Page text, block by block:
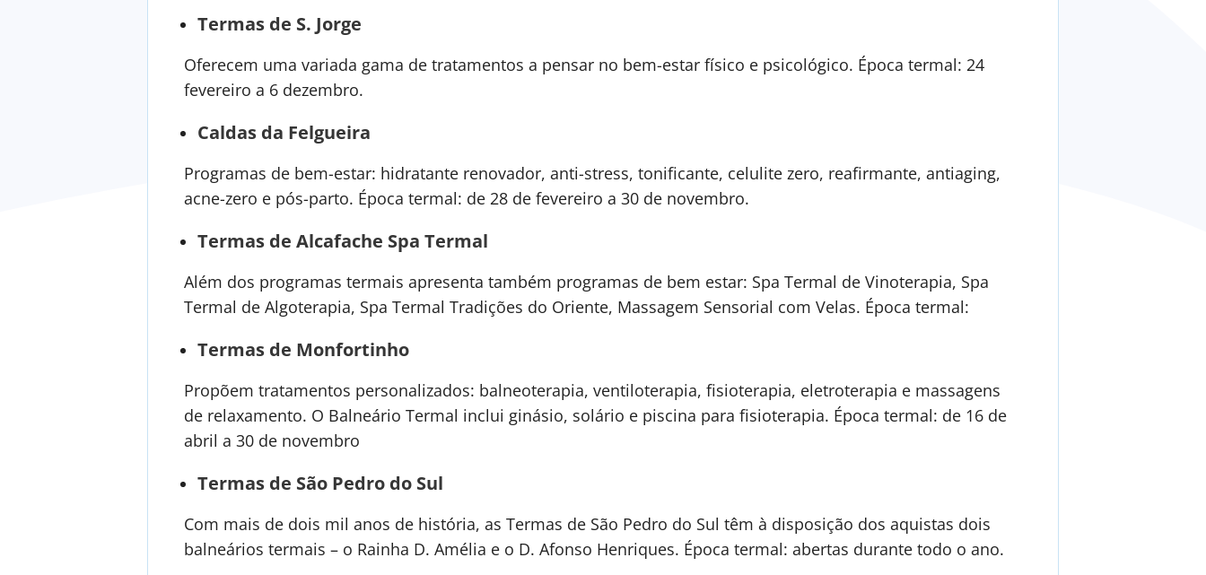
Termas de S. Jorge
Oferecem uma variada gama de tratamentos a pensar no bem-estar físico e psicológico. Época termal: 24
fevereiro a 6 dezembro.
Caldas da Felgueira
Programas de bem-estar: hidratante renovador, anti-stress, tonificante, celulite zero, reafirmante, antiaging,
acne-zero e pós-parto. Época termal: de 28 de fevereiro a 30 de novembro.
Termas de Alcafache Spa Termal
Além dos programas termais apresenta também programas de bem estar: Spa Termal de Vinoterapia, Spa
Termal de Algoterapia, Spa Termal Tradições do Oriente, Massagem Sensorial com Velas. Época termal:
Termas de Monfortinho
Propõem tratamentos personalizados: balneoterapia, ventiloterapia, fisioterapia, eletroterapia e massagens
de relaxamento. O Balneário Termal inclui ginásio, solário e piscina para fisioterapia. Época termal: de 16 de
abril a 30 de novembro
Termas de São Pedro do Sul
Com mais de dois mil anos de história, as Termas de São Pedro do Sul têm à disposição dos aquistas dois
balneários termais – o Rainha D. Amélia e o D. Afonso Henriques. Época termal: abertas durante todo o ano.